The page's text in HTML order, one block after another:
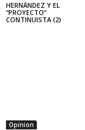
HERNÁNDEZ Y EL
“PROYECTO”
CONTINUISTA (2)
Opinion